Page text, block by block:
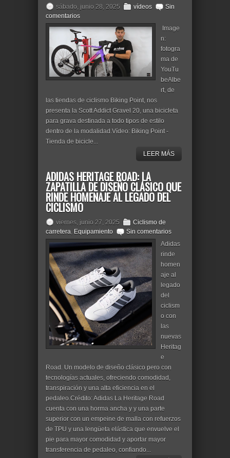
sábado, junio 28, 2025 vídeos
Sin
comentarios
Image
n:
fotogra
ma de
YouTu
beAlbe
rt, de
las tiendas de ciclismo Biking Point, nos
presenta la Scott Addict Gravel 20, una bicicleta
para grava destinada a todo tipos de estilo
dentro de la modalidad.Vídeo: Biking Point -
Tienda de bicicle...
LEER MÁS
ADIDAS HERITAGE ROAD: LA
ZAPATILLA DE DISEÑO CLÁSICO QUE
RINDE HOMENAJE AL LEGADO DEL
CICLISMO
viernes, junio 27, 2025
Ciclismo de
carretera, Equipamiento
Sin comentarios
Adidas
rinde
homen
aje al
legado
del
ciclism
o con
las
nuevas
Heritag
e
Road. Un modelo de diseño clásico pero con
tecnologías actuales, ofreciendo comodidad,
transpiración y una alta eficiencia en el
pedaleo.Crédito: Adidas La Heritage Road
cuenta con una horma ancha y y una parte
superior con un empeine de malla con refuerzos
de TPU y una lengüeta elástica que envuelve el
pie para mayor comodidad y aportar mayor
transferencia de pedaleo, confiando...